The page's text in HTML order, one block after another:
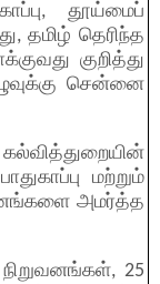
தூய்மைப்
தமிழ் தெரிந்த
குறித்து
சென்னை
மற்றும்
அமர்த்த
25